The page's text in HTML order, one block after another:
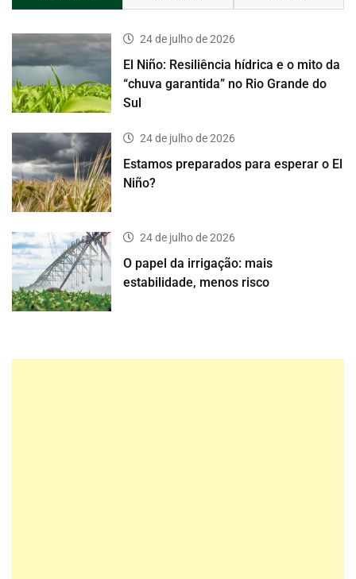
24 de julho de 2026
El Niño: Resiliência hídrica e o mito da
“chuva garantida” no Rio Grande do
Sul
24 de julho de 2026
Estamos preparados para esperar o El
Niño?
24 de julho de 2026
O papel da irrigação: mais
estabilidade, menos risco